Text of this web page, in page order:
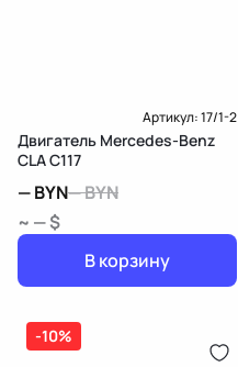
Артикул:17/1-2
Двигатель Mercedes-Benz
CLA C117
—BYN—BYN
~ — $
В корзину
-10%